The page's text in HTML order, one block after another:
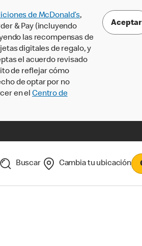
de McDonald’s,
& Pay (incluyendo
las recompensas de
digitales de regalo, y
el acuerdo revisado
de reflejar cómo
de optar por no
en el Centro de
Aceptar
Buscar Cambia tu ubicación